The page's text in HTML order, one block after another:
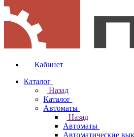
Кабинет
Каталог
Назад
Каталог
Автоматы
Назад
Автоматы
Автоматические